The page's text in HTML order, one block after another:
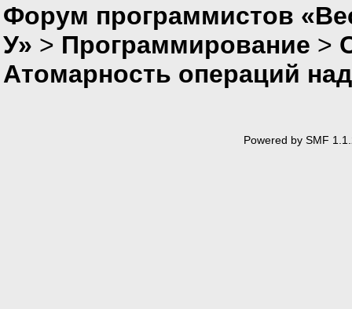
Форум программистов
У» > Программирование >
Атомарность операций
Powered by SMF